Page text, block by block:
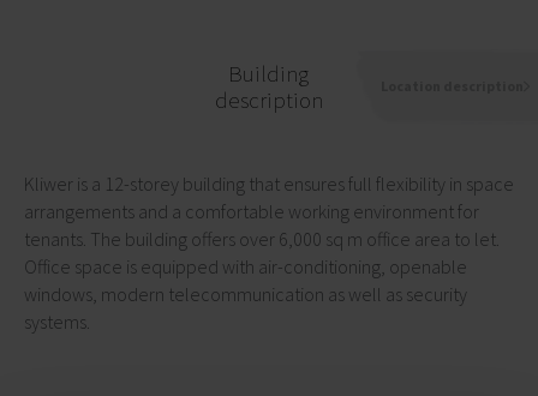
Building
description
Kliwer is a 12-storey building that ensures full flexibility in space
arrangements and a comfortable working environment for
tenants. The building offers over 6,000 sq m office area to let.
Office space is equipped with air-conditioning, openable
windows, modern telecommunication as well as security
systems.